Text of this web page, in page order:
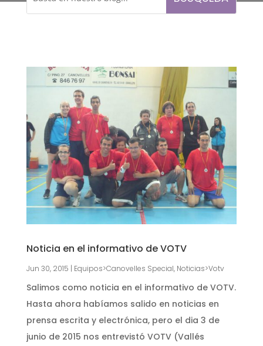
Noticia en el informativo de VOTV
Jun 30, 2015 | Equipos>Canovelles Special, Noticias>Votv
Salimos como noticia en el informativo de VOTV.
Hasta ahora habíamos salido en noticias en
prensa escrita y electrónica, pero el dia 3 de
junio de 2015 nos entrevistó VOTV (Vallés